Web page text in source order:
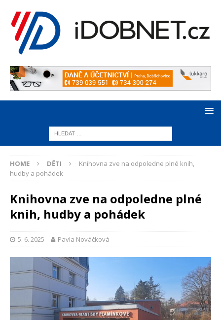
HOME DĚTI
Knihovna zve na odpoledne plné knih,
hudby a pohádek
Knihovna zve na odpoledne plné
knih, hudby a pohádek
5. 6. 2025 Pavla Nováčková